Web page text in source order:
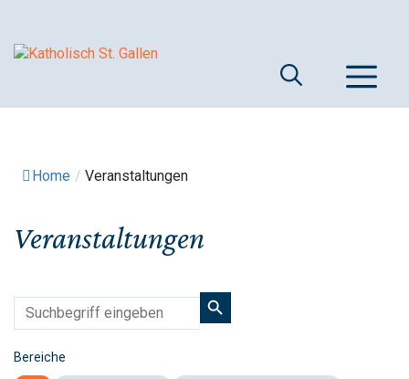
Inhalt
Home / Veranstaltungen
Veranstaltungen
Bereiche